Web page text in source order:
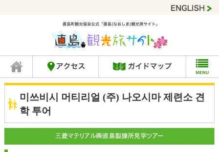
미쓰비시 머티리얼 (주) 나오시마 제련소 견
학 투어